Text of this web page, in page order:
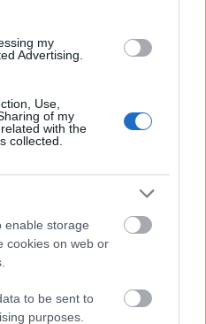
my
Advertising.
Use,
of my
with the
collected.
enable storage
cookies on web or
to be sent to
purposes.
hitelesítendő, a kulcsok
fejlesztettek. Ha
összehasonlító adatai az
esetek fizikai
a forrásig, a 3D
százalékosra
újabb teszteket
állapítani, hogy a
befolyásolja-e
Ugyanaz lett az
– különféle
azonosítható
92 százalékot